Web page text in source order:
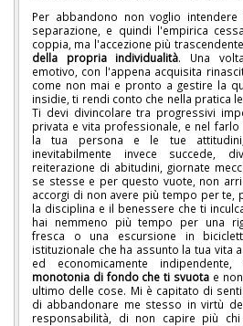
Per abbandono non voglio
separazione, e quindi l'empirica
coppia, ma l'accezione più
della propria individualità. Una
emotivo, con l'appena acquisita
come non mai e pronto a gestire la
insidie, ti rendi conto che nella pratica
Ti devi divincolare tra progressivi
privata e vita professionale, e nel
la tua persona e le tue
inevitabilmente invece succede,
reiterazione di abitudini, giornate
se stesse e per questo vuote, non
accorgi di non avere più tempo per te,
la disciplina e il benessere che ti
hai nemmeno più tempo per una
fresca o una escursione in
istituzionale che ha assunto la tua vita
ed economicamente
monotonia di fondo che ti svuota e
ultimo delle cose. Mi è capitato di
di abbandonare me stesso in virtù
responsabilità, di non capire più